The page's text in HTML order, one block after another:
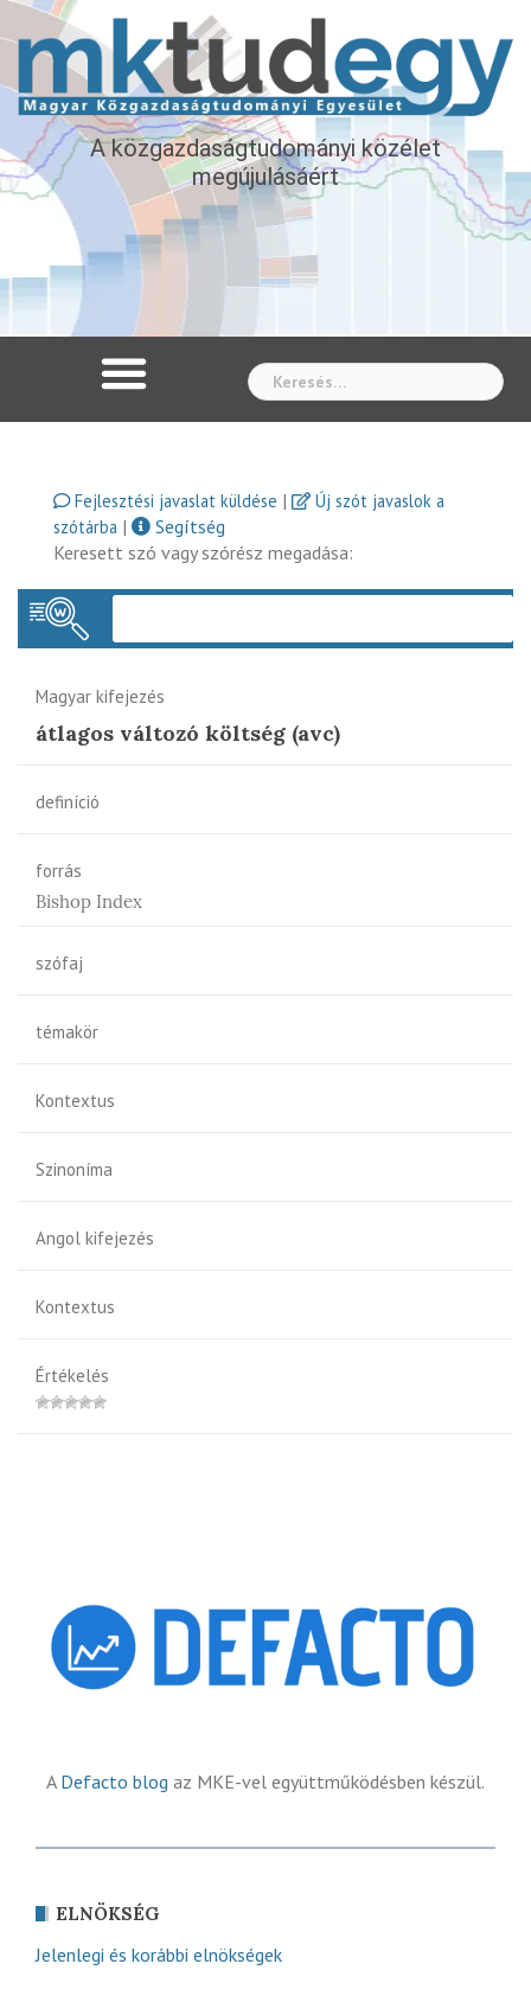
A közgazdaságtudományi közélet
megújulásáért
Fejlesztési javaslat küldése |
Új szót javaslok a
szótárba |
Segítség
Keresett szó vagy szórész megadása:
Magyar kifejezés
átlagos változó költség (avc)
definíció
forrás
Bishop Index
szófaj
témakör
Kontextus
Szinoníma
Angol kifejezés
Kontextus
Értékelés
A Defacto blog az MKE-vel együttműködésben készül.
ELNÖKSÉG
Jelenlegi és korábbi elnökségek